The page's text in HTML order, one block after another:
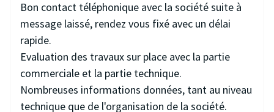
Bon contact téléphonique avec la société suite à
message laissé, rendez vous fixé avec un délai
rapide.
Evaluation des travaux sur place avec la partie
commerciale et la partie technique.
Nombreuses informations données, tant au niveau
technique que de l'organisation de la société.